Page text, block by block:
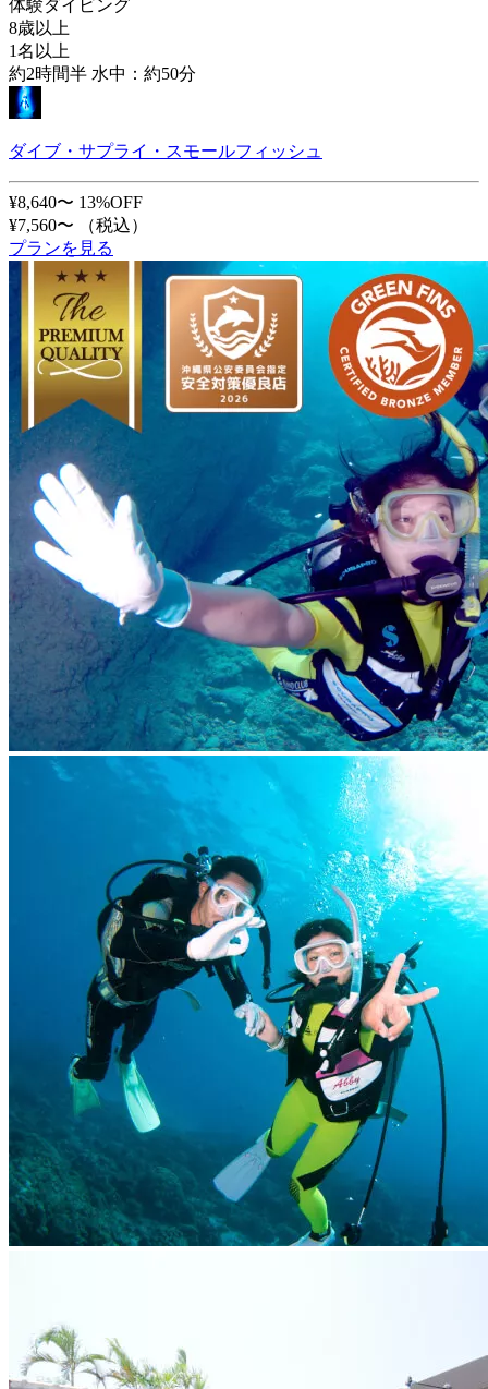
体験ダイビング
8歳以上
1名以上
約2時間半 水中：約50分
ダイブ・サプライ・スモールフィッシュ
¥8,640〜 13%OFF
¥7,560〜
（税込）
プランを見る